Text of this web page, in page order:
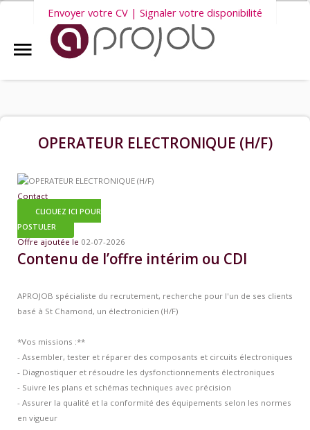
Accueil
Aprojob ?
Offres d'emploi
Candidats
Envoyer votre CV | Signaler votre disponibilité
OPERATEUR ELECTRONIQUE (H/F)
Contact
CLIQUEZ ICI POUR
POSTULER
Offre ajoutée le 02-07-2026
Contenu de l’offre intérim ou CDI
APROJOB spécialiste du recrutement, recherche pour l'un de ses clients
basé à St Chamond, un électronicien (H/F)
*Vos missions :**
- Assembler, tester et réparer des composants et circuits électroniques
- Diagnostiquer et résoudre les dysfonctionnements électroniques
- Suivre les plans et schémas techniques avec précision
- Assurer la qualité et la conformité des équipements selon les normes
en vigueur